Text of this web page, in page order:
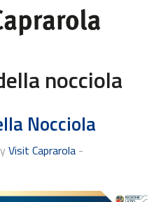
nocciola
Nocciola
Visit Caprarola -